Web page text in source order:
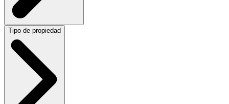
Tipo de propiedad